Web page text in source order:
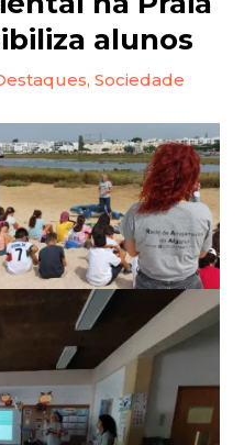
alunos
,Sociedade